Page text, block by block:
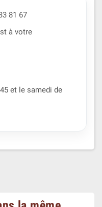
81 67
à votre
et le samedi de